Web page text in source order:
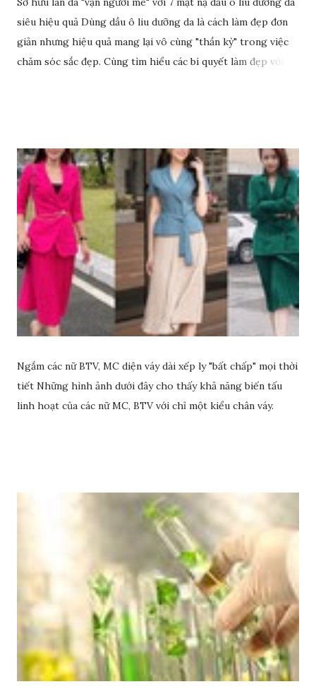
siêu hiệu quả Dùng dầu ô liu dưỡng da là cách làm đẹp đơn
giản nhưng hiệu quả mang lại vô cùng "thần kỳ" trong việc
chăm sóc sắc đẹp. Cùng tìm hiểu các bí quyết làm đẹp với
Ngắm các nữ BTV, MC diện váy dài xếp ly "bất chấp" mọi thời
tiết Những hình ảnh dưới đây cho thấy khả năng biến tấu
linh hoạt của các nữ MC, BTV với chỉ một kiểu chân váy.